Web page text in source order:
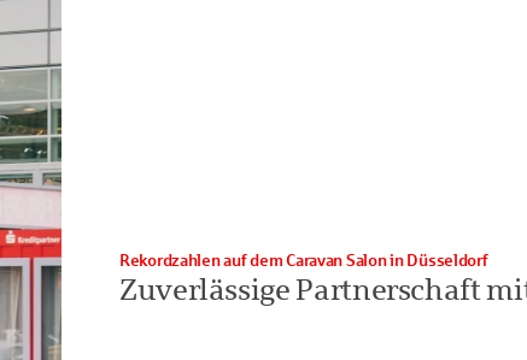
Zuverlässige Partnerschaft
Rekordzahlen auf dem Caravan Salon in Düsseldorf